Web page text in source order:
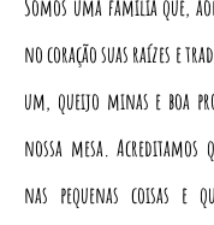
Somos uma família que,
no coração suas raízes e
um, queijo minas e boa
nossa mesa.
nas pequenas coisas e